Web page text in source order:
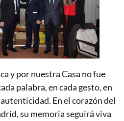
y por nuestra Casa no fue
palabra, en cada gesto, en
En el corazón del
su memoria seguirá viva